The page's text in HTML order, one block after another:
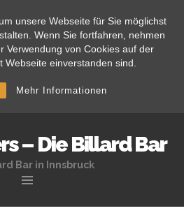
unsere Webseite für Sie möglichst
Wenn Sie fortfahren, nehmen
Verwendung von Cookies auf der
Webseite einverstanden sind.
Mehr Informationen
– Die Billard Bar
Bar in Innsbruck